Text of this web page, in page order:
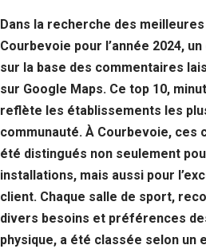
Dans la recherche des
Courbevoie pour l’année 2024,
sur la base des commentaires
sur Google Maps. Ce top 10,
reflète les établissements les
communauté. À Courbevoie,
été distingués non seulement
installations, mais aussi pour
client. Chaque salle de sport,
divers besoins et préférences
physique, a été classée selon un